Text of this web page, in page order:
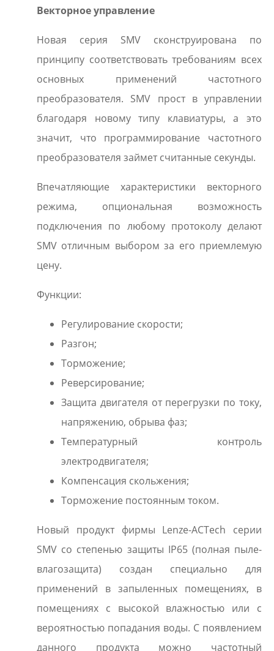
Векторное управление
Новая серия SMV сконструирована по
принципу соответствовать требованиям всех
основных применений частотного
преобразователя. SMV прост в управлении
благодаря новому типу клавиатуры, а это
значит, что программирование частотного
преобразователя займет считанные секунды.
Впечатляющие характеристики векторного
режима, опциональная возможность
подключения по любому протоколу делают
SMV отличным выбором за его приемлемую
цену.
Функции:
Регулирование скорости;
Разгон;
Торможение;
Реверсирование;
Защита двигателя от перегрузки по току,
напряжению, обрыва фаз;
Температурный контроль
электродвигателя;
Компенсация скольжения;
Торможение постоянным током.
Новый продукт фирмы Lenze-ACTech серии
SMV со степенью защиты IP65 (полная пыле-
влагозащита) создан специально для
применений в запыленных помещениях, в
помещениях с высокой влажностью или с
вероятностью попадания воды. С появлением
данного продукта можно частотный